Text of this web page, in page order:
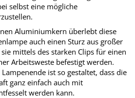
selbst eine mögliche
Aluminiumkern überlebt diese
auch einen Sturz aus großer
mittels des starken Clips für einen
Arbeitsweste befestigt werden.
ist so gestaltet, dass die
ganz einfach auch mit
werden kann.